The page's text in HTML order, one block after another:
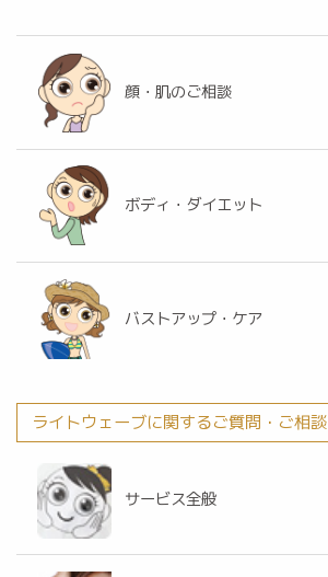
顔・肌のご相談
ボディ・ダイエット
バストアップ・ケア
ライトウェーブに関するご質問・ご相談
サービス全般